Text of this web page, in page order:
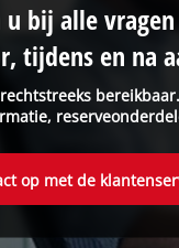
bij alle
tijdens en na
op met de